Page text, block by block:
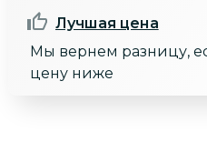
Лучшая цена
Мы вернем разницу,
цену ниже